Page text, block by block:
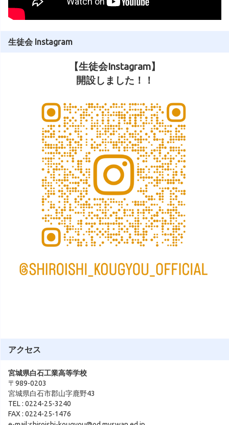
生徒会 Instagram
【生徒会Instagram】
開設しました！！
アクセス
宮城県白石工業高等学校
〒989-0203
宮城県白石市郡山字鹿野43
TEL : 0224-25-3240
FAX : 0224-25-1476